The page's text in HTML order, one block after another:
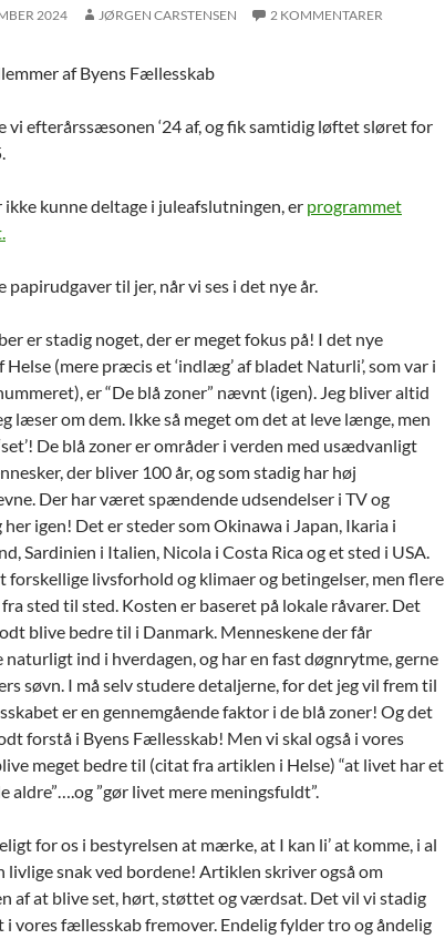
2024 JØRGEN CARSTENSEN 2 KOMMENTARER
af Byens Fællesskab
vi efterårssæsonen ‘24 af, og fik samtidig løftet sløret for
ikke kunne deltage i juleafslutningen, er programmet
papirudgaver til jer, når vi ses i det nye år.
er stadig noget, der er meget fokus på! I det nye
Helse (mere præcis et ‘indlæg’ af bladet Naturli’, som var i
er “De blå zoner” nævnt (igen). Jeg bliver altid
læser om dem. Ikke så meget om det at leve længe, men
De blå zoner er områder i verden med usædvanligt
der bliver 100 år, og som stadig har høj
Der har været spændende udsendelser i TV og
her igen! Det er steder som Okinawa i Japan, Ikaria i
Sardinien i Italien, Nicola i Costa Rica og et sted i USA.
forskellige livsforhold og klimaer og betingelser, men flere
sted til sted. Kosten er baseret på lokale råvarer. Det
blive bedre til i Danmark. Menneskene der får
naturligt ind i hverdagen, og har en fast døgnrytme, gerne
søvn. I må selv studere detaljerne, for det jeg vil frem til
er en gennemgående faktor i de blå zoner! Og det
forstå i Byens Fællesskab! Men vi skal også i vores
meget bedre til (citat fra artiklen i Helse) “at livet har et
aldre”….og ”gør livet mere meningsfuldt”.
for os i bestyrelsen at mærke, at I kan li’ at komme, i al
livlige snak ved bordene! Artiklen skriver også om
af at blive set, hørt, støttet og værdsat. Det vil vi stadig
vores fællesskab fremover. Endelig fylder tro og åndelig